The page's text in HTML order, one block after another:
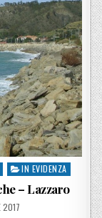
IN EVIDENZA
– Lazzaro
2017